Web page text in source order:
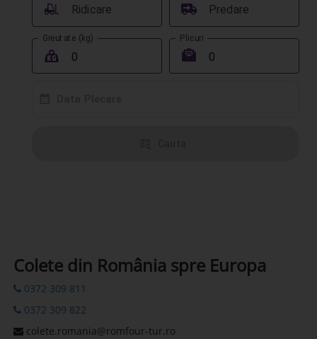
Ridicare
󰟉 Predare
󰔾
Greutate (kg)
󰖢
Plicuri
󰾱
Colete din România spre Europa
0372 309 811
0372 309 822
colete.romania@romfour-tur.ro